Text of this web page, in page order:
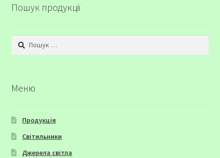
Пошук продукції
Пошук:
Меню
Продукція
Світильники
Джерела світла